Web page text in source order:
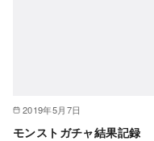
2019年5月7日
モンストガチャ結果記録